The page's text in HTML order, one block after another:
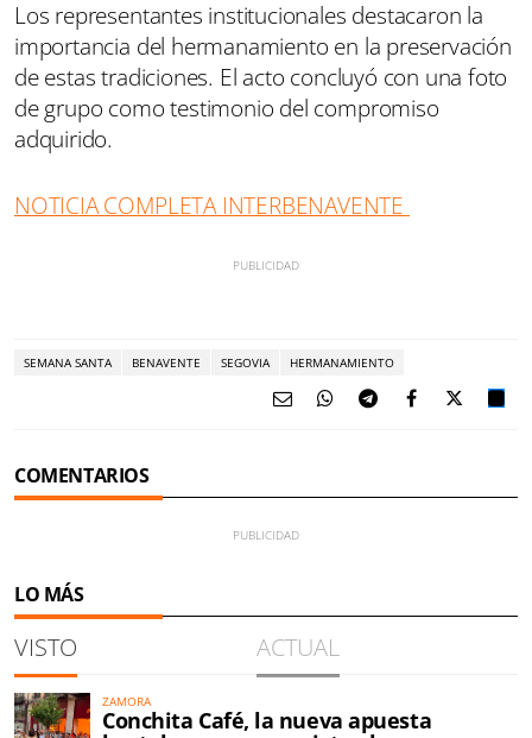
Los representantes institucionales destacaron la
importancia del hermanamiento en la preservación
de estas tradiciones. El acto concluyó con una foto
de grupo como testimonio del compromiso
adquirido.
NOTICIA COMPLETA INTERBENAVENTE
SEMANA SANTA BENAVENTE SEGOVIA HERMANAMIENTO
COMENTARIOS
LO MÁS
VISTO ACTUAL
ZAMORA
Conchita Café, la nueva apuesta